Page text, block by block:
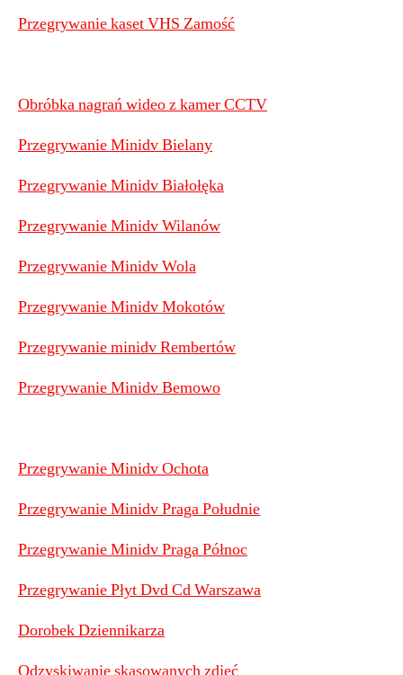
Przegrywanie kaset VHS Zamość
Obróbka nagrań wideo z kamer CCTV
Przegrywanie Minidv Bielany
Przegrywanie Minidv Białołęka
Przegrywanie Minidv Wilanów
Przegrywanie Minidv Wola
Przegrywanie Minidv Mokotów
Przegrywanie minidv Rembertów
Przegrywanie Minidv Bemowo
Przegrywanie Minidv Ochota
Przegrywanie Minidv Praga Południe
Przegrywanie Minidv Praga Północ
Przegrywanie Płyt Dvd Cd Warszawa
Dorobek Dziennikarza
Odzyskiwanie skasowanych zdjęć